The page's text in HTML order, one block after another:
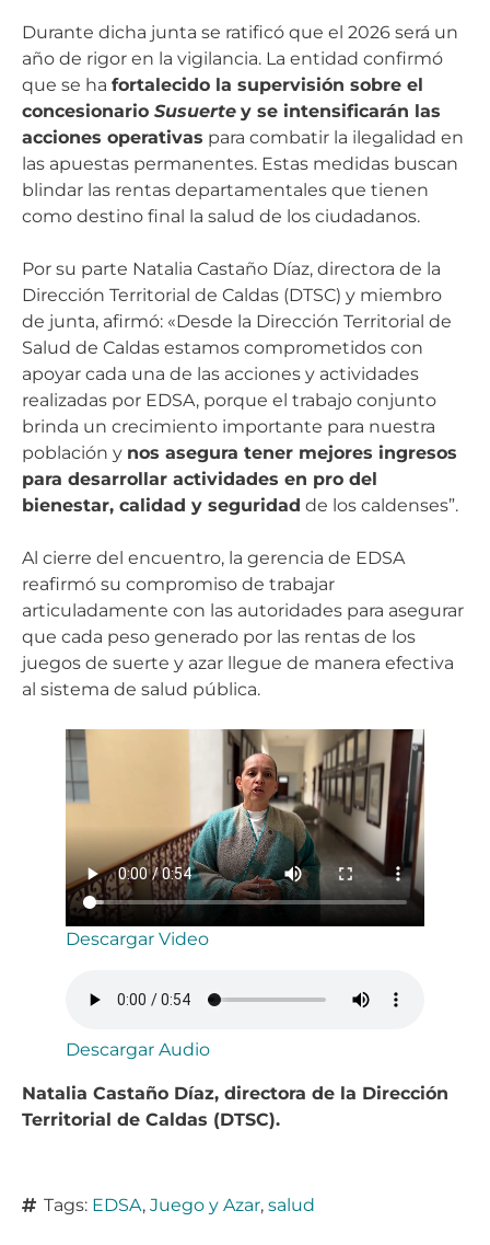
Durante dicha junta se ratificó que el 2026 será un
año de rigor en la vigilancia. La entidad confirmó
que se ha fortalecido la supervisión sobre el
concesionario Susuerte y se intensificarán las
acciones operativas para combatir la ilegalidad en
las apuestas permanentes. Estas medidas buscan
blindar las rentas departamentales que tienen
como destino final la salud de los ciudadanos.
Por su parte Natalia Castaño Díaz, directora de la
Dirección Territorial de Caldas (DTSC) y miembro
de junta, afirmó: «Desde la Dirección Territorial de
Salud de Caldas estamos comprometidos con
apoyar cada una de las acciones y actividades
realizadas por EDSA, porque el trabajo conjunto
brinda un crecimiento importante para nuestra
población y nos asegura tener mejores ingresos
para desarrollar actividades en pro del
bienestar, calidad y seguridad de los caldenses”.
Al cierre del encuentro, la gerencia de EDSA
reafirmó su compromiso de trabajar
articuladamente con las autoridades para asegurar
que cada peso generado por las rentas de los
juegos de suerte y azar llegue de manera efectiva
al sistema de salud pública.
Descargar Video
Descargar Audio
Natalia Castaño Díaz, directora de la Dirección
Territorial de Caldas (DTSC).
Tags: EDSA, Juego y Azar, salud